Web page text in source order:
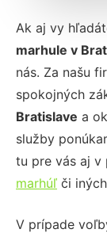
Ak aj vy
marhule v
nás. Za našu
spokojných
Bratislave a
služby
tu pre vás aj v
marhúľ či
V prípade